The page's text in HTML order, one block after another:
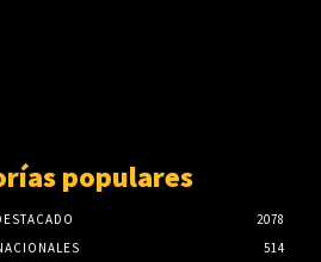
populares
2078
514